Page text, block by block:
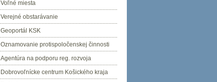
Voľné miesta
Verejné obstarávanie
Geoportál KSK
Oznamovanie protispoločenskej činnosti
Agentúra na podporu reg. rozvoja
Dobrovoľnícke centrum Košického kraja